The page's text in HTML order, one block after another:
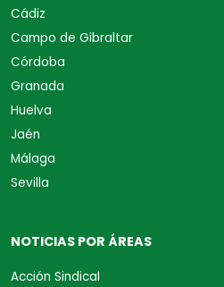
Cádiz
Campo de Gibraltar
Córdoba
Granada
Huelva
Jaén
Málaga
Sevilla
NOTICIAS POR ÁREAS
Acción Sindical